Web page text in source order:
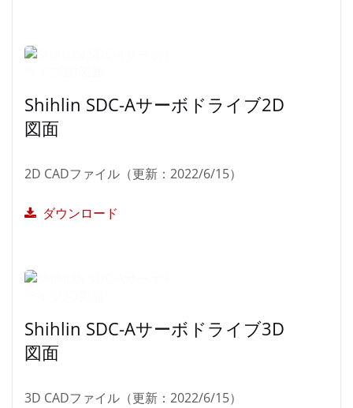
Shihlin SDC-Aサーボドライブ2D
図面
2D CADファイル（更新：2022/6/15）
ダウンロード
Shihlin SDC-Aサーボドライブ3D
図面
3D CADファイル（更新：2022/6/15）